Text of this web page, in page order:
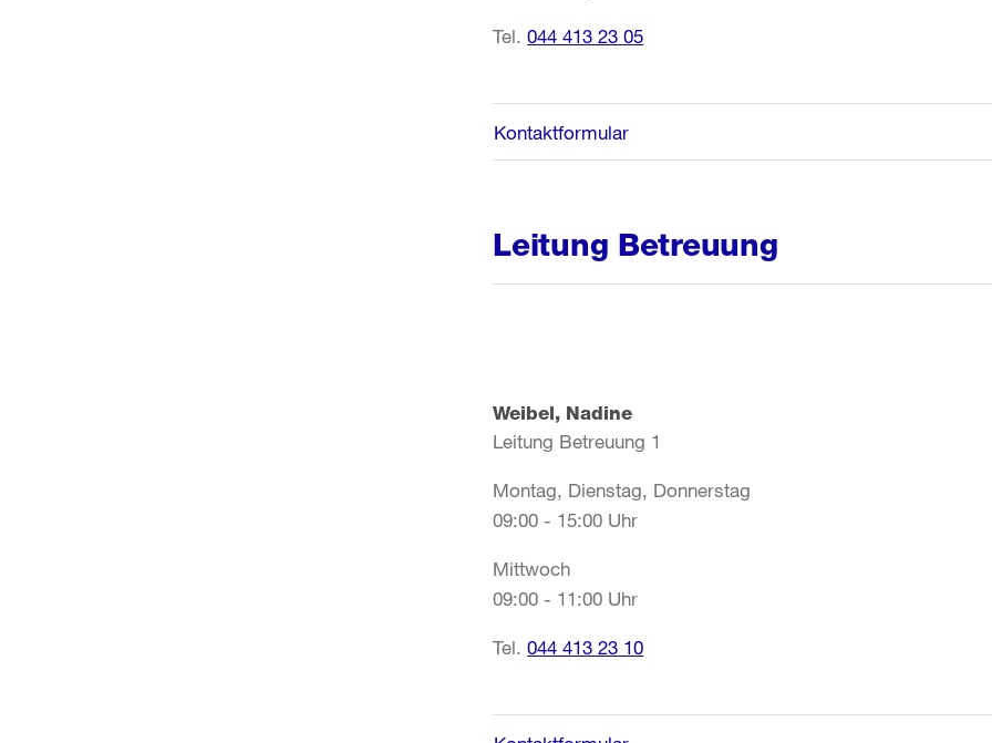
Tel.044 413 23 05
Kontaktformular
Leitung Betreuung
Weibel, Nadine
Leitung Betreuung 1
Montag, Dienstag, Donnerstag
09:00 - 15:00 Uhr
Mittwoch
09:00 - 11:00 Uhr
Tel.044 413 23 10